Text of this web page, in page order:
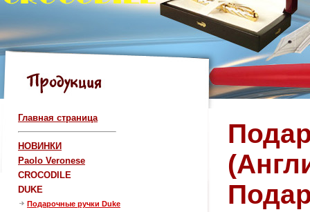
Главная страница
НОВИНКИ
Paolo Veronese
CROCODILE
DUKE
Подарочные ручки Duke